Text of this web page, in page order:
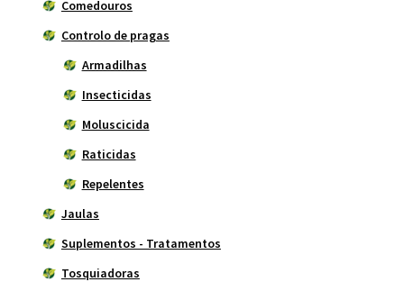
Comedouros
Controlo de pragas
Armadilhas
Insecticidas
Moluscicida
Raticidas
Repelentes
Jaulas
Suplementos - Tratamentos
Tosquiadoras